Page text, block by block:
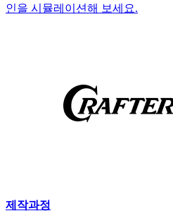
인을 시뮬레이션해 보세요.
제작과정